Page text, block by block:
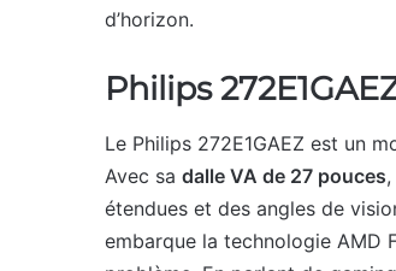
d’horizon.
Philips
Le Philips 272E1GAEZ est un
Avec sa dalle VA de 27 pouces
étendues et des angles de
embarque la technologie AMD